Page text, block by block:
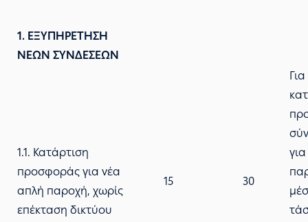
1. ΕΞΥΠΗΡΕΤΗΣΗ
ΝΕΩΝ ΣΥΝΔΕΣΕΩΝ
1.1. Κατάρτιση
προσφοράς για νέα
απλή παροχή, χωρίς
επέκταση δικτύου
15 30